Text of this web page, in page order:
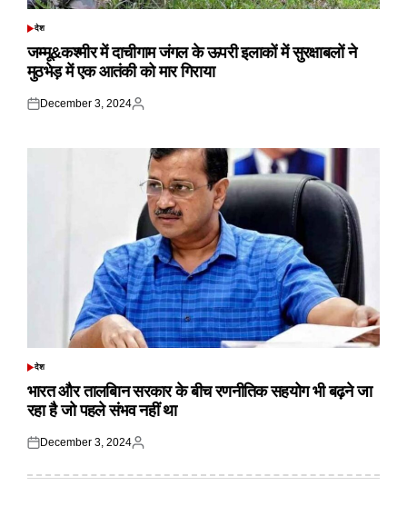
POSTED
देश
जम्मू&कश्मीर में दाचीगाम जंगल के ऊपरी इलाकों में सुरक्षाबलों ने
मुठभेड़ में एक आतंकी को मार गिराया
Posted
December 3, 2024
Posted
POSTED
देश
भारत और तालबिान सरकार के बीच रणनीतिक सहयोग भी बढ़ने जा
रहा है जो पहले संभव नहीं था
Posted
December 3, 2024
Posted